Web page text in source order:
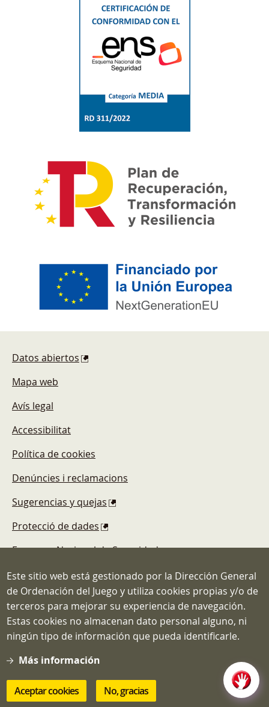
Datos abiertos
Mapa web
Avís legal
Accessibilitat
Política de cookies
Denúncies i reclamacions
Sugerencias y quejas
Protecció de dades
Esquema Nacional de Seguridad
Dirección General de Ordenación del
Juego
Teléfono: 91.571.40.80
Correo: info@ordenacionjuego.gob.es
Este sitio web está gestionado por la Dirección General
de Ordenación del Juego y utiliza cookies propias y/o de
terceros para mejorar su experiencia de navegación.
Estas cookies no almacenan dato personal alguno, ni
ningún tipo de información que pueda identificarle.
Más información
Aceptar cookies No, gracias